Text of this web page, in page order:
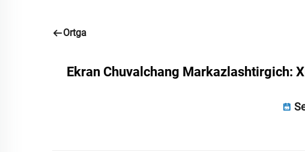
Ortga
Ekran Chuvalchang Markazlashtirgich: